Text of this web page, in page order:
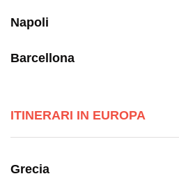
Napoli
Barcellona
ITINERARI IN EUROPA
Grecia